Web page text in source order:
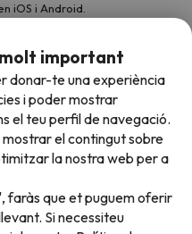
iOS i Android.
important
donar-te una experiència
i poder mostrar
el teu perfil de navegació.
el contingut sobre
la nostra web per a
faràs que et puguem oferir
Si necessiteu